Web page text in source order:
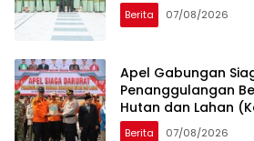
Berita 07/08/2026
Apel Gabungan
Penanggulangan
Hutan dan Lahan
Berita 07/08/2026